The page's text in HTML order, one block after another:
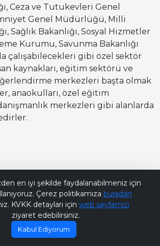
Ceza ve Tutukevleri Genel
Genel Müdürlüğü, Milli
Sağlık Bakanlığı, Sosyal Hizmetler
Kurumu, Savunma Bakanlığı
çalışabilecekleri gibi özel sektör
kaynakları, eğitim sektörü ve
merkezleri başta olmak
anaokulları, özel eğitim
merkezleri gibi alanlarda
en iyi şekilde faydalanabilmeniz için
Çerez politikamıza buradan
KVKK detayları için web sayfamızı
ziyaret edebilirsiniz.
Kabul Ediyorum
Bana Soru Sor | Ask Me